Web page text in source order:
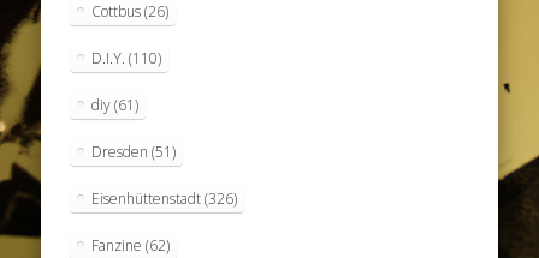
Cottbus(26)
D.I.Y. (110)
diy(61)
Dresden (51)
Eisenhüttenstadt(326)
Fanzine (62)